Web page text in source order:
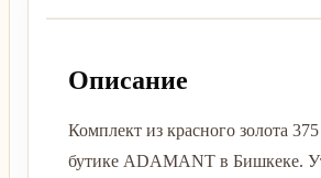
Описание
Комплект из красного золота
бутике ADAMANT в Бишкеке.